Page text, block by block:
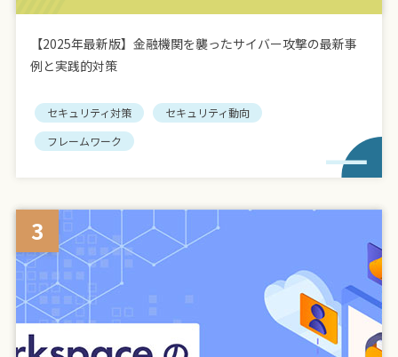
【2025年最新版】金融機関を襲ったサイバー攻撃の最新事
例と実践的対策
セキュリティ対策
セキュリティ動向
フレームワーク